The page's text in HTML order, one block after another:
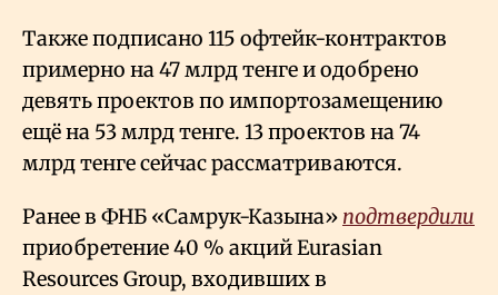
Также подписано 115 офтейк-контрактов
примерно на 47 млрд тенге и одобрено
девять проектов по импортозамещению
ещё на 53 млрд тенге. 13 проектов на 74
млрд тенге сейчас рассматриваются.
Ранее в ФНБ «Самрук-Казына» подтвердили
приобретение 40 % акций Eurasian
Resources Group, входивших в